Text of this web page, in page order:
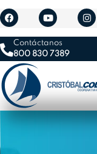
Contáctanos
800 830 7389